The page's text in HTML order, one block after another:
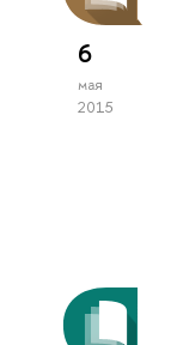
6
мая
2015